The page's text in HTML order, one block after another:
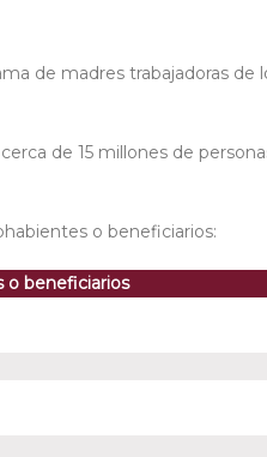
de madres trabajadoras de
de 15 millones de
o beneficiarios:
o beneficiarios